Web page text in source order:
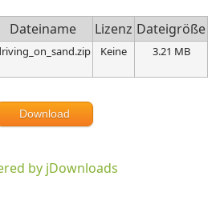
Dateiname Lizenz Dateigröße
Keine 3.21 MB
Download
by jDownloads